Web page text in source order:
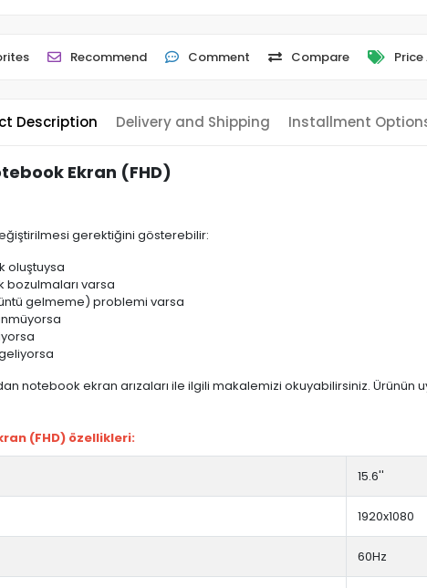
Recommend Comment Compare
Description Delivery and Shipping Installment
Ekran (FHD)
gerektiğini gösterebilir:
oluştuysa
bozulmaları varsa
gelmeme) problemi varsa
notebook ekran arızaları ile ilgili makalemizi okuyabilirsiniz.
(FHD) özellikleri:
15.6''
1920x1080
60Hz